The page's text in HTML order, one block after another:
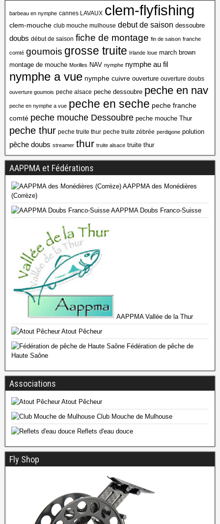
barbeau en nymphe cannes LAVAUX clem-flyfishing
clem-mouche club mouche mulhouse debut de saison dessoubre
doubs début de saison fiche de montage fin de saison franche
comté goumois grosse truite Irlande loue march brown
montage de mouche Morilles NAV nymphe nymphe au fil
nymphe a vue nymphe cuivre ouverture ouverture doubs
ouverture goumois peche alsace peche dessoubre peche en nav
peche en nymphe a vue peche en seche peche franche
comté peche mouche Dessoubre peche mouche Thur
peche thur peche truite thur peche truite zébrée perdigone polution
pêche doubs streamer thur truite alsace truite thur
AAPPMA et Fédérations
AAPPMA des Monédières
(Corrèze)
AAPPMA Doubs Franco-Suisse
AAPPMA Vallée de la Thur
Atout Pêcheur
Fédération de pêche de
Haute Saône
Associations
Atout Pêcheur
Club Mouche de Mulhouse
Reflets d'eau douce
Fly Shop